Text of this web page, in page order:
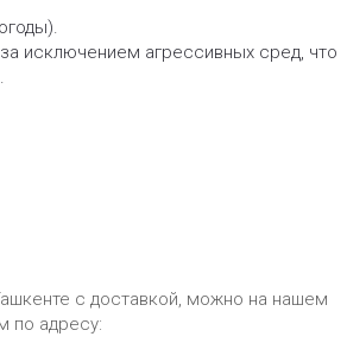
исключением агрессивных сред, что
с доставкой, можно на нашем
по адресу: